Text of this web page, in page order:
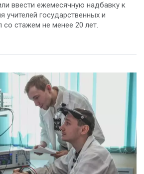
ввести ежемесячную надбавку к
учителей государственных и
стажем не менее 20 лет.